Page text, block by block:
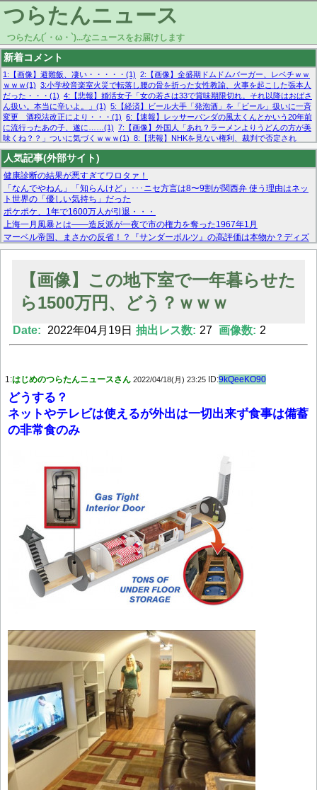
つらたんニュース
つらたん(´・ω・`)...なニュースをお届けします
新着コメント
1:【画像】避難飯、凄い・・・・・(1) 2:【画像】全盛期ドムドムバーガー、レベチｗｗ
ｗｗｗ(1) 3:小学校音楽室火災で転落し腰の骨を折った女性教諭、火事を起こした張本人
だった・・・(1) 4:【悲報】婚活女子「女の若さは33で賞味期限切れ。それ以降はおばさ
ん扱い。本当に辛いよ。」(1) 5:【経済】ビール大手「発泡酒」を「ビール」扱いに一斉
変更 酒税法改正により・・・(1) 6:【速報】レッサーパンダの風太くんとかいう20年前
に流行ったあの子、遂に……(1) 7:【画像】外国人「あれ？ラーメンよりうどんの方が美
味くね？？」ついに気づくｗｗｗ(1) 8:【悲報】NHKを見ない権利、裁判で否定され
る・・・(1) 9:欧州委員長「原発縮小は間違いでした」(1) 10:【悲報】日本企業の人手不
足、限界突破 52%「正社員も足りてません…」(1)
人気記事(外部サイト)
健康診断の結果が悪すぎてワロタァ！
「なんでやねん」「知らんけど」･･･ニセ方言は8〜9割が関西弁 使う理由はネッ
ト世界の「優しい気持ち」だった
ポケポケ、1年で1600万人が引退・・・
上海一月風暴とは——造反派が一夜で市の権力を奪った1967年1月
マーベル帝国、まさかの反省！？『サンダーボルツ』の高評価は本物か？ディズ
ニーCEOの「量より質」宣言の裏で渦巻くファンの本音とMCUの未来を徹底考
【モー娘。石田亜佑美】ファーストテイク出演も新規獲得ならず？北川莉央が1
【画像あり】FacebookとかTwitterで拾ったエロ画像貼ってくよ
【画像】この地下室で一年暮らせた
ら1500万円、どう？ｗｗｗ
Date: 2022年04月19日 抽出レス数: 27 画像数: 2
1:はじめのつらたんニュースさん 2022/04/18(月) 23:25 ID:9kQeeKO90
どうする？
ネットやテレビは使えるが外出は一切出来ず食事は備蓄
の非常食のみ